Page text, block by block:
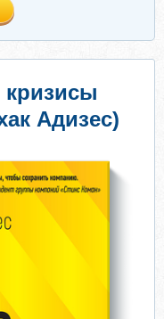
кризисы
Адизес)